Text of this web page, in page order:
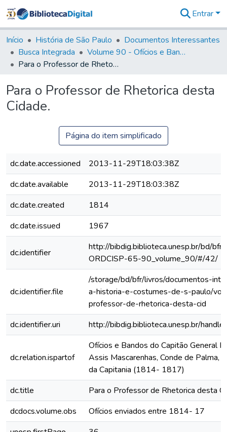
&
Coleções
Tudo na
Biblioteca
Estatísticas
Entrar
Início História de São Paulo
Documentos Interessantes
Busca Integrada
Volume 90 - Ofícios e Bandos do Capitão General, Conde de Palma, aos funcionários da Capitania (1814- 1817)
Para o Professor de Rhetorica desta Cidade.
Para o Professor de Rhetorica desta
Cidade.
Página do item simplificado
dc.date.accessioned
2013-11-29T18:03:38Z
dc.date.available
2013-11-29T18:03:38Z
dc.date.created
1814
dc.date.issued
1967
dc.identifier
http://bibdig.biblioteca.unesp.br/bd/
ORDCISP-65-90_volume_90/#/42/
dc.identifier.file
/storage/bd/bfr/livros/documentos-
a-historia-e-costumes-de-s-paulo/
professor-de-rhetorica-desta-cid
dc.identifier.uri
http://bibdig.biblioteca.unesp.br/
dc.relation.ispartof
Ofícios e Bandos do Capitão General
Assis Mascarenhas, Conde de Palma,
da Capitania (1814- 1817)
dc.title
Para o Professor de Rhetorica desta
dcdocs.volume.obs
Ofícios enviados entre 1814- 17